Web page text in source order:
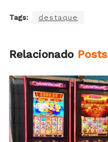
Tags: destaque
Relacionado Posts